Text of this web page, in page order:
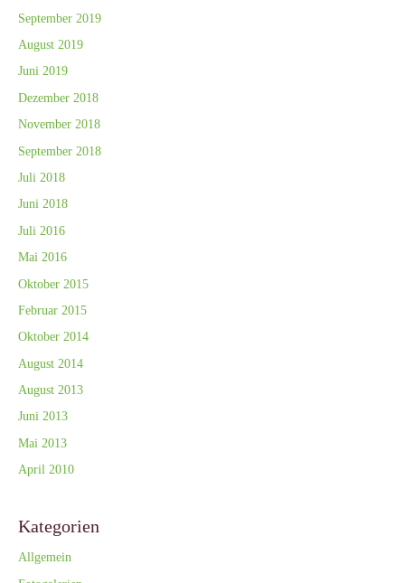
September 2019
August 2019
Juni 2019
Dezember 2018
November 2018
September 2018
Juli 2018
Juni 2018
Juli 2016
Mai 2016
Oktober 2015
Februar 2015
Oktober 2014
August 2014
August 2013
Juni 2013
Mai 2013
April 2010
Kategorien
Allgemein